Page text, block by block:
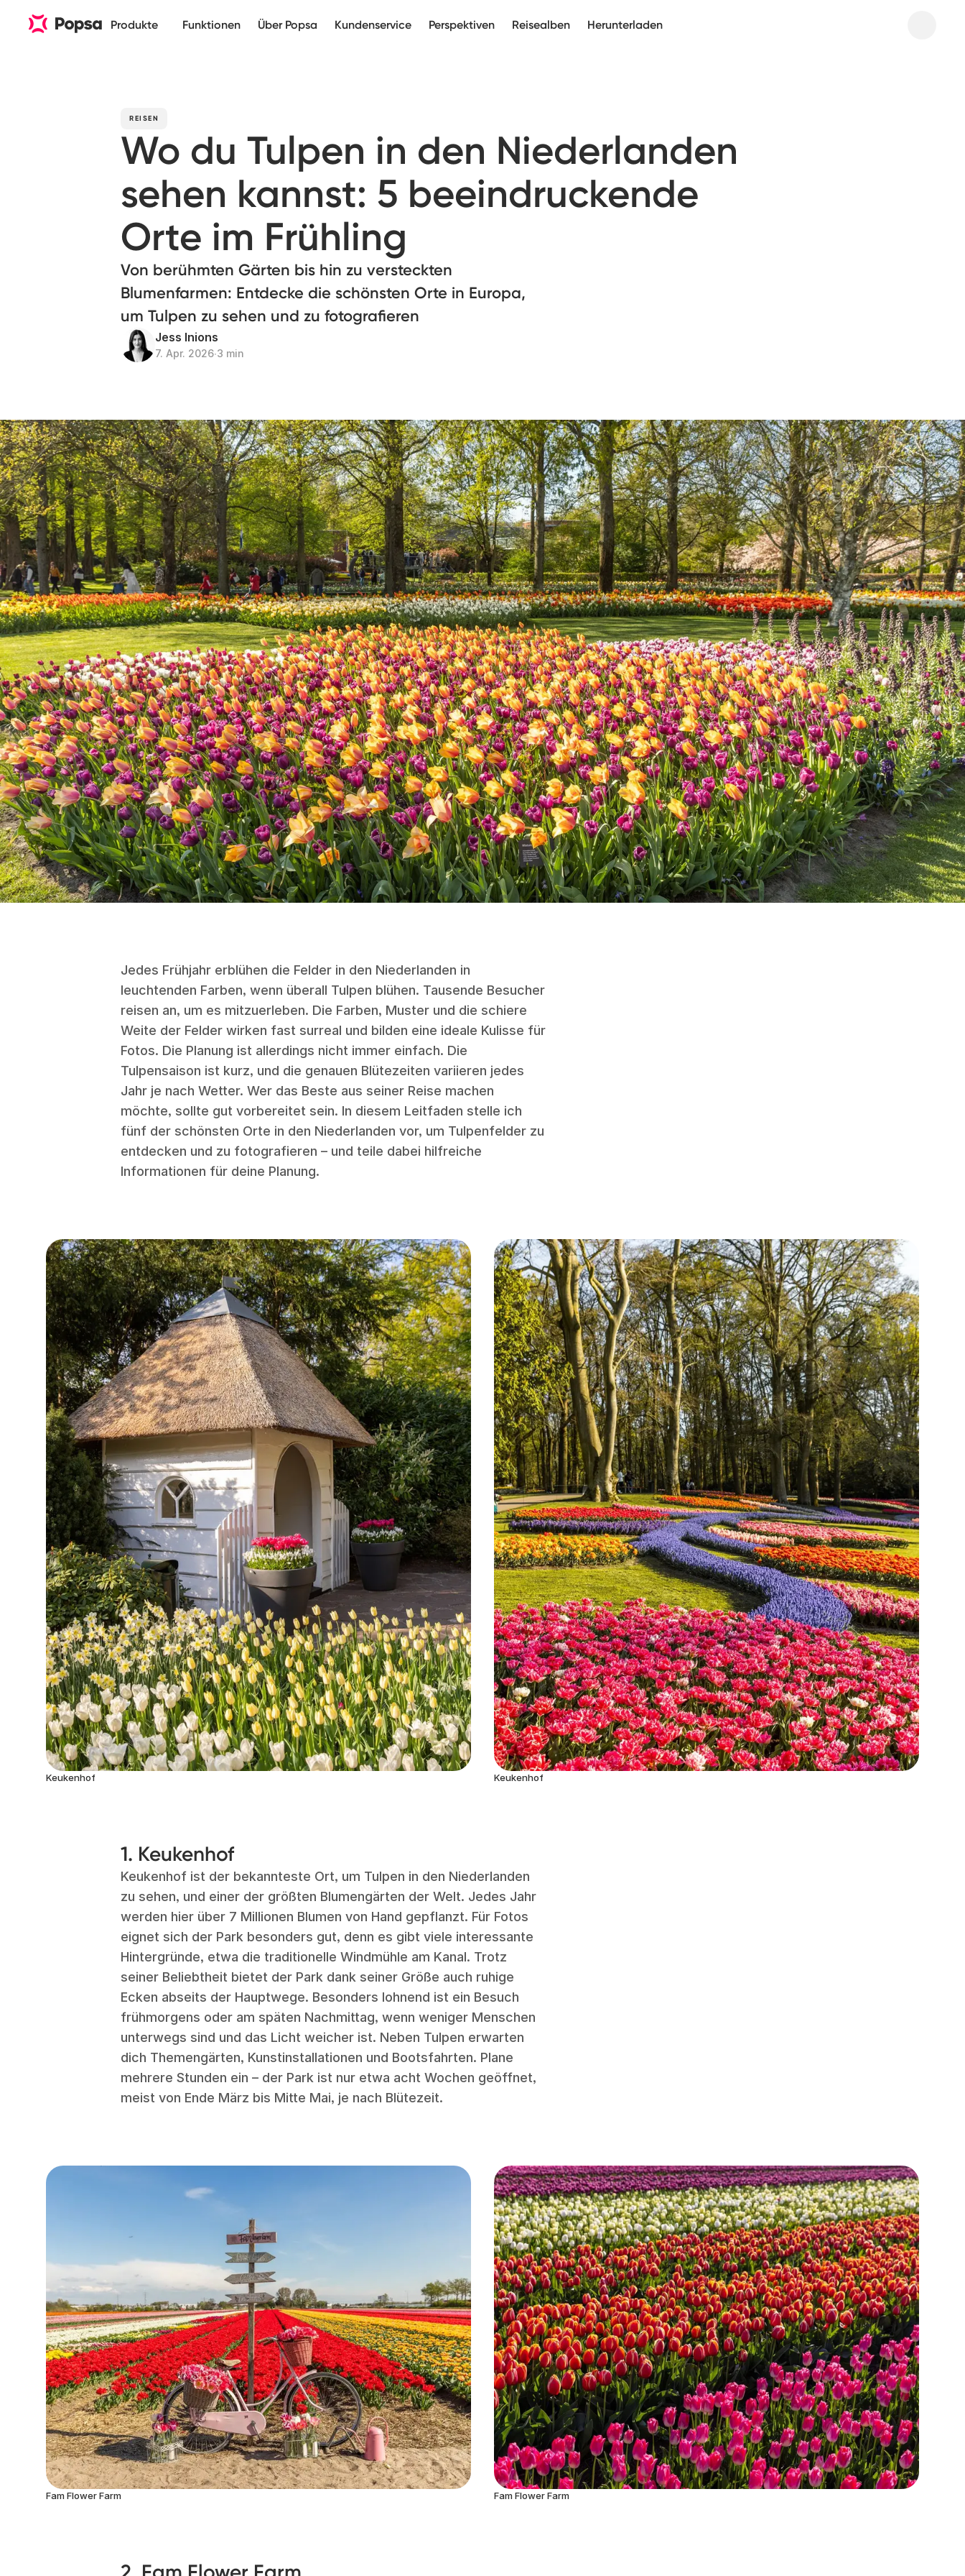
Produkte Funktionen Über Popsa Kundenservice Perspektiven Reisealben Herunterladen
REISEN
Wo du Tulpen in den Niederlanden
sehen kannst: 5 beeindruckende
Orte im Frühling
Von berühmten Gärten bis hin zu versteckten
Blumenfarmen: Entdecke die schönsten Orte in Europa,
um Tulpen zu sehen und zu fotografieren
Jess Inions
7. Apr. 2026∙3 min
Jedes Frühjahr erblühen die Felder in den Niederlanden in
leuchtenden Farben, wenn überall Tulpen blühen. Tausende Besucher
reisen an, um es mitzuerleben. Die Farben, Muster und die schiere
Weite der Felder wirken fast surreal und bilden eine ideale Kulisse für
Fotos. Die Planung ist allerdings nicht immer einfach. Die
Tulpensaison ist kurz, und die genauen Blütezeiten variieren jedes
Jahr je nach Wetter. Wer das Beste aus seiner Reise machen
möchte, sollte gut vorbereitet sein. In diesem Leitfaden stelle ich
fünf der schönsten Orte in den Niederlanden vor, um Tulpenfelder zu
entdecken und zu fotografieren – und teile dabei hilfreiche
Informationen für deine Planung.
Keukenhof Keukenhof
1. Keukenhof
Keukenhof ist der bekannteste Ort, um Tulpen in den Niederlanden
zu sehen, und einer der größten Blumengärten der Welt. Jedes Jahr
werden hier über 7 Millionen Blumen von Hand gepflanzt. Für Fotos
eignet sich der Park besonders gut, denn es gibt viele interessante
Hintergründe, etwa die traditionelle Windmühle am Kanal. Trotz
seiner Beliebtheit bietet der Park dank seiner Größe auch ruhige
Ecken abseits der Hauptwege. Besonders lohnend ist ein Besuch
frühmorgens oder am späten Nachmittag, wenn weniger Menschen
unterwegs sind und das Licht weicher ist. Neben Tulpen erwarten
dich Themengärten, Kunstinstallationen und Bootsfahrten. Plane
mehrere Stunden ein – der Park ist nur etwa acht Wochen geöffnet,
meist von Ende März bis Mitte Mai, je nach Blütezeit.
Fam Flower Farm Fam Flower Farm